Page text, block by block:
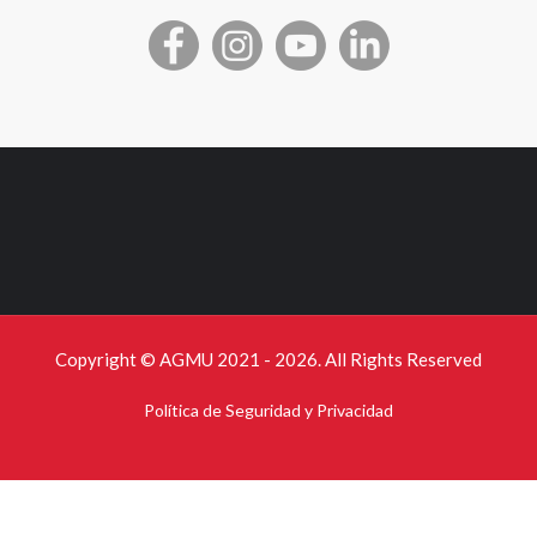
Copyright © AGMU 2021 - 2026. All Rights Reserved
Política de Seguridad y Privacidad